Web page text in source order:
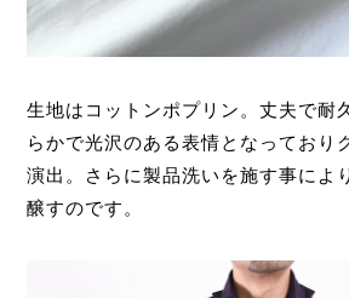
生地はコットンポプリン。丈夫で耐
らかで光沢のある表情となっており
演出。さらに製品洗いを施す事によ
醸すのです。